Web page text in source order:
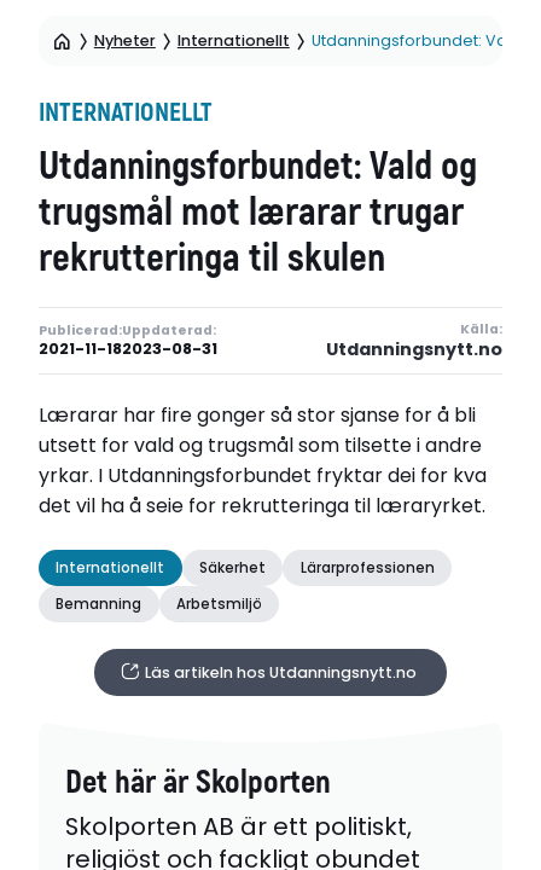
Nyheter Internationellt Utdanningsforbundet: Vald
INTERNATIONELLT
Utdanningsforbundet: Vald og
trugsmål mot lærarar trugar
rekrutteringa til skulen
Publicerad:
2021-11-18
Uppdaterad:
2023-08-31
Källa:
Utdanningsnytt.no
Lærarar har fire gonger så stor sjanse for å bli
utsett for vald og trugsmål som tilsette i andre
yrkar. I Utdanningsforbundet fryktar dei for kva
det vil ha å seie for rekrutteringa til læraryrket.
Internationellt Säkerhet
Lärarprofessionen
Bemanning
Arbetsmiljö
Läs artikeln hos Utdanningsnytt.no
Det här är Skolporten
Skolporten AB är ett politiskt,
religiöst och fackligt obundet